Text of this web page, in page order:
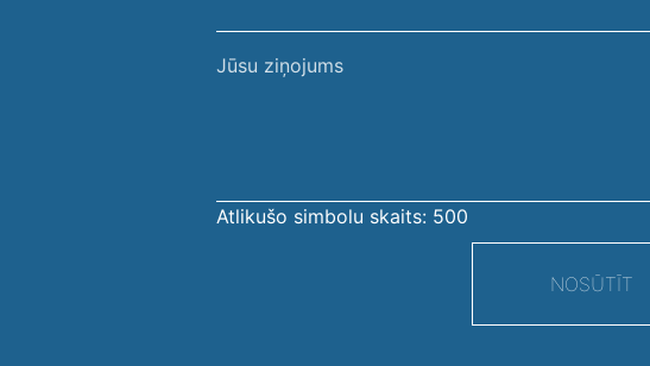
Jūsu
Atlikušo simbolu skaits: 500
NOSŪTĪT